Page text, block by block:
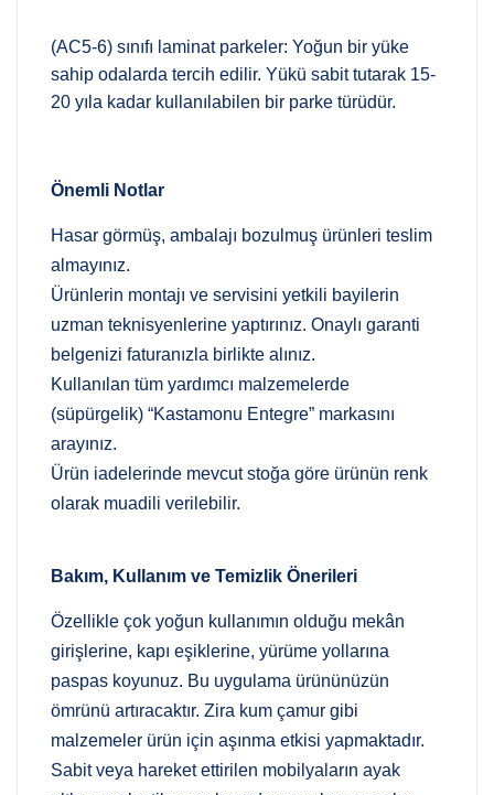
(AC5-6) sınıfı laminat parkeler: Yoğun bir yüke
sahip odalarda tercih edilir. Yükü sabit tutarak 15-
20 yıla kadar kullanılabilen bir parke türüdür.
Önemli Notlar
Hasar görmüş, ambalajı bozulmuş ürünleri teslim
almayınız.
Ürünlerin montajı ve servisini yetkili bayilerin
uzman teknisyenlerine yaptırınız. Onaylı garanti
belgenizi faturanızla birlikte alınız.
Kullanılan tüm yardımcı malzemelerde
(süpürgelik) “Kastamonu Entegre” markasını
arayınız.
Ürün iadelerinde mevcut stoğa göre ürünün renk
olarak muadili verilebilir.
Bakım, Kullanım ve Temizlik Önerileri
Özellikle çok yoğun kullanımın olduğu mekân
girişlerine, kapı eşiklerine, yürüme yollarına
paspas koyunuz. Bu uygulama ürününüzün
ömrünü artıracaktır. Zira kum çamur gibi
malzemeler ürün için aşınma etkisi yapmaktadır.
Sabit veya hareket ettirilen mobilyaların ayak